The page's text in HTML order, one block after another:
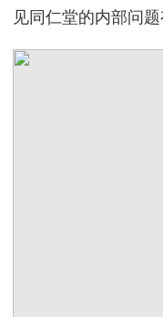
见同仁堂的内部问题